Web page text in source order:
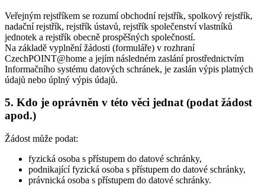
Veřejným rejstříkem se rozumí obchodní rejstřík, spolkový rejstřík,
nadační rejstřík, rejstřík ústavů, rejstřík společenství vlastníků
jednotek a rejstřík obecně prospěšných společností.
Na základě vyplnění žádosti (formuláře) v rozhraní
CzechPOINT@home a jejím následném zaslání prostřednictvím
Informačního systému datových schránek, je zaslán výpis platných
údajů nebo úplný výpis údajů.
5. Kdo je oprávněn v této věci jednat (podat žádost
apod.)
Žádost může podat:
fyzická osoba s přístupem do datové schránky,
podnikající fyzická osoba s přístupem do datové schránky,
právnická osoba s přístupem do datové schránky.